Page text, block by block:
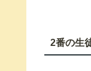
2番の生